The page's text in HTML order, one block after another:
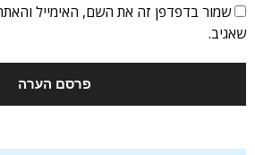
שמור בדפדפן זה את השם, האימייל
שאגיב.